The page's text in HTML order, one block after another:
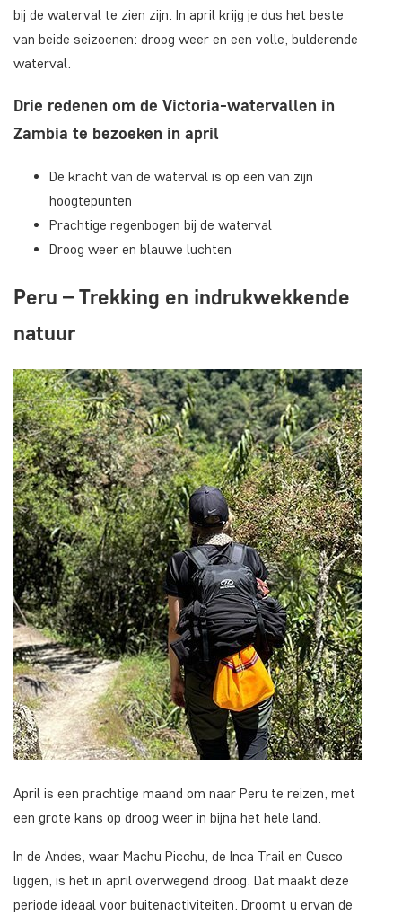
bij de waterval te zien zijn. In april krijg je dus het beste
van beide seizoenen: droog weer en een volle, bulderende
waterval.
Drie redenen om de Victoria-watervallen in
Zambia te bezoeken in april
De kracht van de waterval is op een van zijn
hoogtepunten
Prachtige regenbogen bij de waterval
Droog weer en blauwe luchten
Peru – Trekking en indrukwekkende
natuur
April is een prachtige maand om naar Peru te reizen, met
een grote kans op droog weer in bijna het hele land.
In de Andes, waar Machu Picchu, de Inca Trail en Cusco
liggen, is het in april overwegend droog. Dat maakt deze
periode ideaal voor buitenactiviteiten. Droomt u ervan de